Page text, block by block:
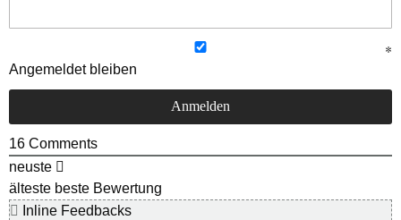
Angemeldet bleiben
16 Comments
neuste
älteste beste Bewertung
Inline Feedbacks